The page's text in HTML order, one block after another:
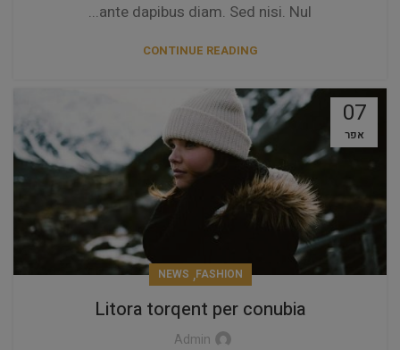
ante dapibus diam. Sed nisi. Nul...
CONTINUE READING
07
אפר
FASHION
,
NEWS
Litora torqent per conubia
Admin